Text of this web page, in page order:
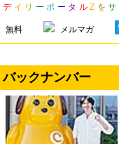
デ イ リ ー ポ ー タ ル Z を サ
無料 メルマガ
バックナンバー